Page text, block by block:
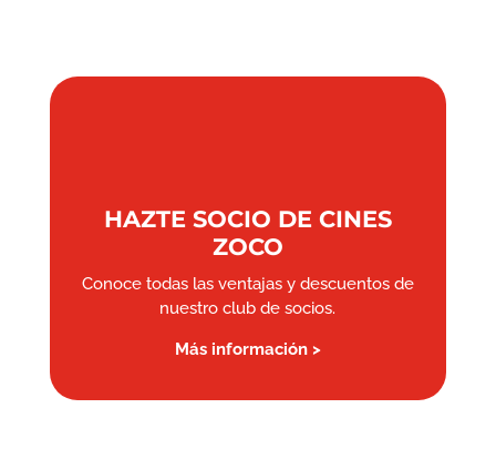
HAZTE SOCIO DE CINES
ZOCO
Conoce todas las ventajas y descuentos de
nuestro club de socios.
Más información >